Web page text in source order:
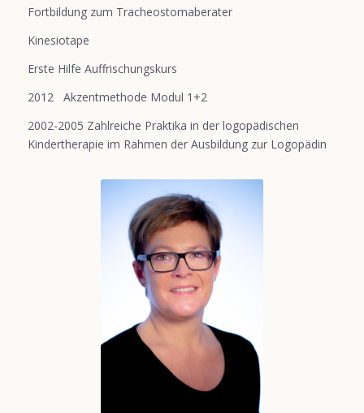
Fortbildung zum Tracheostomaberater
Kinesiotape
Erste Hilfe Auffrischungskurs
2012 Akzentmethode Modul 1+2
2002-2005 Zahlreiche Praktika in der logopädischen
Kindertherapie im Rahmen der Ausbildung zur Logopädin